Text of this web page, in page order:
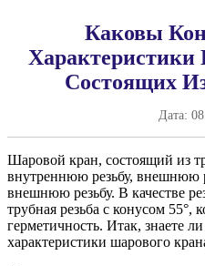
Каковы
Состоящих
Дата:
Шаровой кран, состоящий из
внутреннюю резьбу, внешнюю
внешнюю резьбу. В качестве
трубная резьба с конусом 55°,
герметичность. Итак, знаете
характеристики шарового